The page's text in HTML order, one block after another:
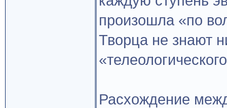
произошла «по
Творца не знают
Расхождение